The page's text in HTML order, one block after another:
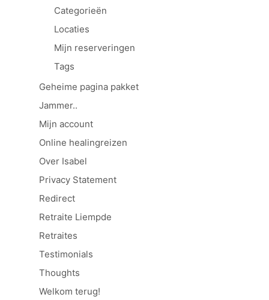
Categorieën
Locaties
Mijn reserveringen
Tags
Geheime pagina pakket
Jammer..
Mijn account
Online healingreizen
Over Isabel
Privacy Statement
Redirect
Retraite Liempde
Retraites
Testimonials
Thoughts
Welkom terug!